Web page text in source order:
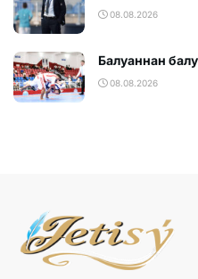
08.08.2026
Балуаннан
08.08.2026